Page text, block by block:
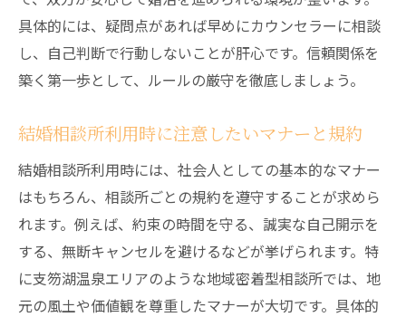
具体的には、疑問点があれば早めにカウンセラーに相談
し、自己判断で行動しないことが肝心です。信頼関係を
築く第一歩として、ルールの厳守を徹底しましょう。
結婚相談所利用時に注意したいマナーと規約
結婚相談所利用時には、社会人としての基本的なマナー
はもちろん、相談所ごとの規約を遵守することが求めら
れます。例えば、約束の時間を守る、誠実な自己開示を
する、無断キャンセルを避けるなどが挙げられます。特
に支笏湖温泉エリアのような地域密着型相談所では、地
元の風土や価値観を尊重したマナーが大切です。具体的